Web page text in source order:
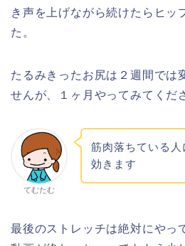
き声を上げながら続けたらヒッ
た。
たるみきったお尻は２週間では
せんが、１ヶ月やってみてくだ
てむたむ
筋肉落ちている
効きます
最後のストレッチは絶対にやっ